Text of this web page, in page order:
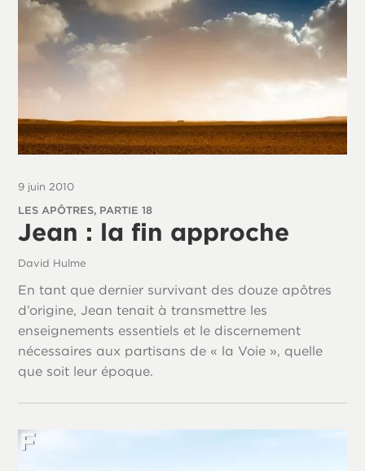
9 juin 2010
LES APÔTRES, PARTIE 18
Jean : la fin approche
David Hulme
En tant que dernier survivant des douze apôtres
d’origine, Jean tenait à transmettre les
enseignements essentiels et le discernement
nécessaires aux partisans de « la Voie », quelle
que soit leur époque.